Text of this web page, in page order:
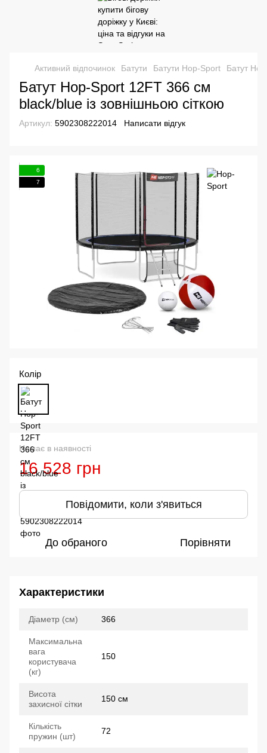
Активний відпочинок Батути Батути Hop-Sport Батут
Батут Hop-Sport 12FT 366 см
black/blue із зовнішньою сіткою
Артикул: 5902308222014 Написати відгук
6
7
Колір
Немає в наявності
16 528 грн
Повідомити, коли з'явиться
До обраного Порівняти
Характеристики
Діаметр (см) 366
Максимальна
вага
користувача
(кг)
150
Висота
захисної сітки
150 см
Кількість
пружин (шт)
72